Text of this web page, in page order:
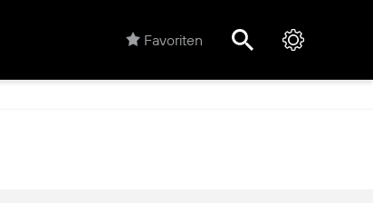
Favoriten